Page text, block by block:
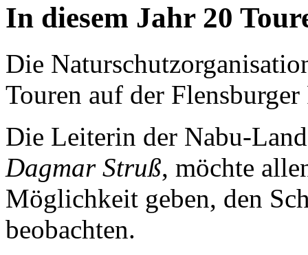
In diesem Jahr 20
Die
Touren auf der Flensburger
Die Leiterin der Nabu-
Dagmar Struß, möchte
Möglichkeit geben, den
beobachten.